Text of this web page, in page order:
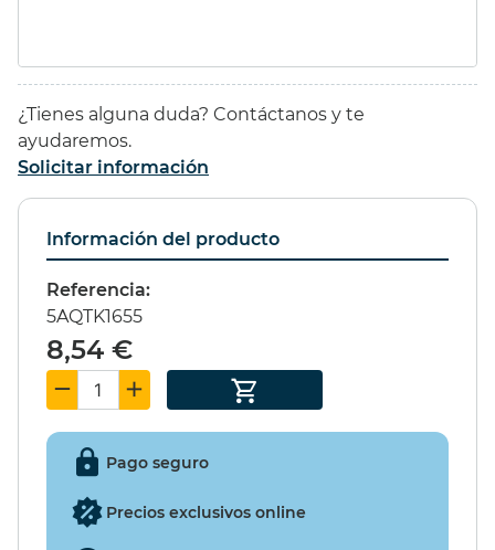
ESTUCHE 96
PROMARKER
250,75 €
LEFRANC&BOURGEOIS
13,29 €
SET PIÑATA 9
EXCITER 15ml.
49,55 €
42,12 €
¿Tienes alguna duda? Contáctanos y te
ayudaremos.
Solicitar información
Información del producto
Referencia:
5AQTK1655
8,54 €
Pago seguro
Precios exclusivos online